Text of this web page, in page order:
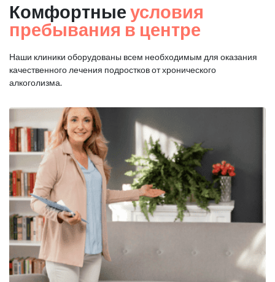
Комфортные условия
пребывания в центре
Наши клиники оборудованы всем необходимым для оказания
качественного лечения подростков от хронического
алкоголизма.